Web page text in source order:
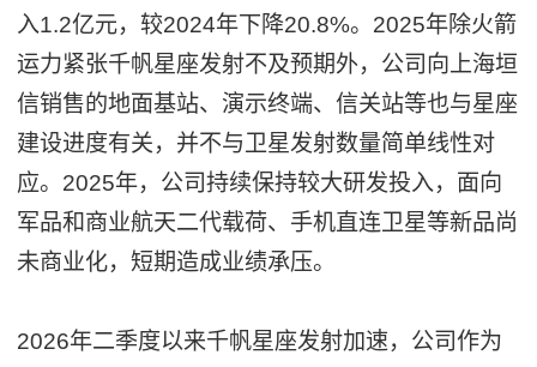
入1.2亿元，较2024年下降20.8%。2025年除火箭
运力紧张千帆星座发射不及预期外，公司向上海垣
信销售的地面基站、演示终端、信关站等也与星座
建设进度有关，并不与卫星发射数量简单线性对
应。2025年，公司持续保持较大研发投入，面向
军品和商业航天二代载荷、手机直连卫星等新品尚
未商业化，短期造成业绩承压。
2026年二季度以来千帆星座发射加速，公司作为